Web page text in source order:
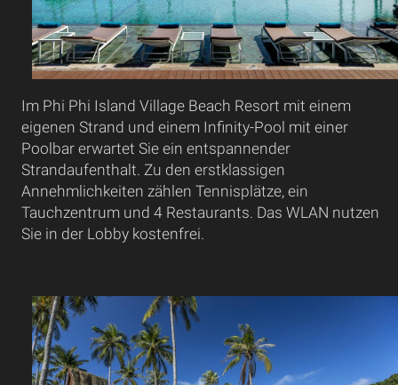
Im Phi Phi Island Village Beach Resort mit einem
eigenen Strand und einem Infinity-Pool mit einer
Poolbar erwartet Sie ein entspannender
Strandaufenthalt. Zu den erstklassigen
Annehmlichkeiten zählen Tennisplätze, ein
Tauchzentrum und 4 Restaurants. Das WLAN nutzen
Sie in der Lobby kostenfrei.